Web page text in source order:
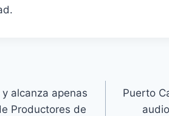
alcanza apenas
Productores de
Puerto